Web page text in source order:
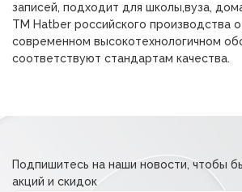
записей, подходит для школы,вуза,
ТМ Hatber российского производства
современном высокотехнологичном
соответствуют стандартам качества.
Подпишитесь на наши новости, чтобы
акций и скидок